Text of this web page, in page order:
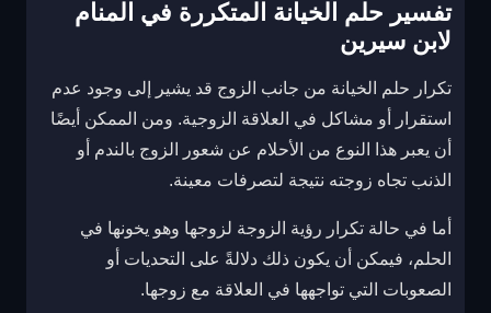
تفسير حلم الخيانة المتكررة في المنام
لابن سيرين
تكرار حلم الخيانة من جانب الزوج قد يشير إلى وجود عدم
استقرار أو مشاكل في العلاقة الزوجية. ومن الممكن أيضًا
أن يعبر هذا النوع من الأحلام عن شعور الزوج بالندم أو
الذنب تجاه زوجته نتيجة لتصرفات معينة.
أما في حالة تكرار رؤية الزوجة لزوجها وهو يخونها في
الحلم، فيمكن أن يكون ذلك دلالةً على التحديات أو
الصعوبات التي تواجهها في العلاقة مع زوجها.